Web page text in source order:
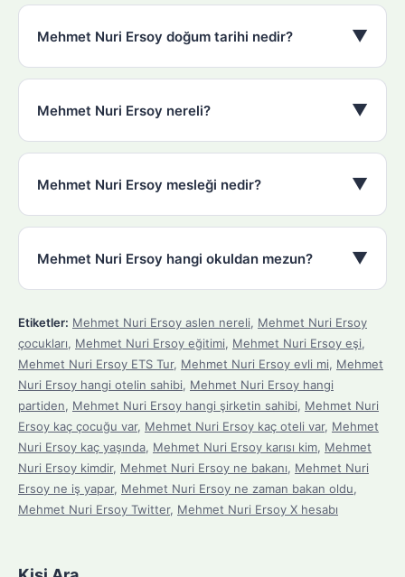
Mehmet Nuri Ersoy doğum tarihi nedir? ▼
Mehmet Nuri Ersoy nereli? ▼
Mehmet Nuri Ersoy mesleği nedir? ▼
Mehmet Nuri Ersoy hangi okuldan mezun? ▼
Etiketler: Mehmet Nuri Ersoy aslen nereli, Mehmet Nuri Ersoy
çocukları, Mehmet Nuri Ersoy eğitimi, Mehmet Nuri Ersoy eşi,
Mehmet Nuri Ersoy ETS Tur, Mehmet Nuri Ersoy evli mi, Mehmet
Nuri Ersoy hangi otelin sahibi, Mehmet Nuri Ersoy hangi
partiden, Mehmet Nuri Ersoy hangi şirketin sahibi, Mehmet Nuri
Ersoy kaç çocuğu var, Mehmet Nuri Ersoy kaç oteli var, Mehmet
Nuri Ersoy kaç yaşında, Mehmet Nuri Ersoy karısı kim, Mehmet
Nuri Ersoy kimdir, Mehmet Nuri Ersoy ne bakanı, Mehmet Nuri
Ersoy ne iş yapar, Mehmet Nuri Ersoy ne zaman bakan oldu,
Mehmet Nuri Ersoy Twitter, Mehmet Nuri Ersoy X hesabı